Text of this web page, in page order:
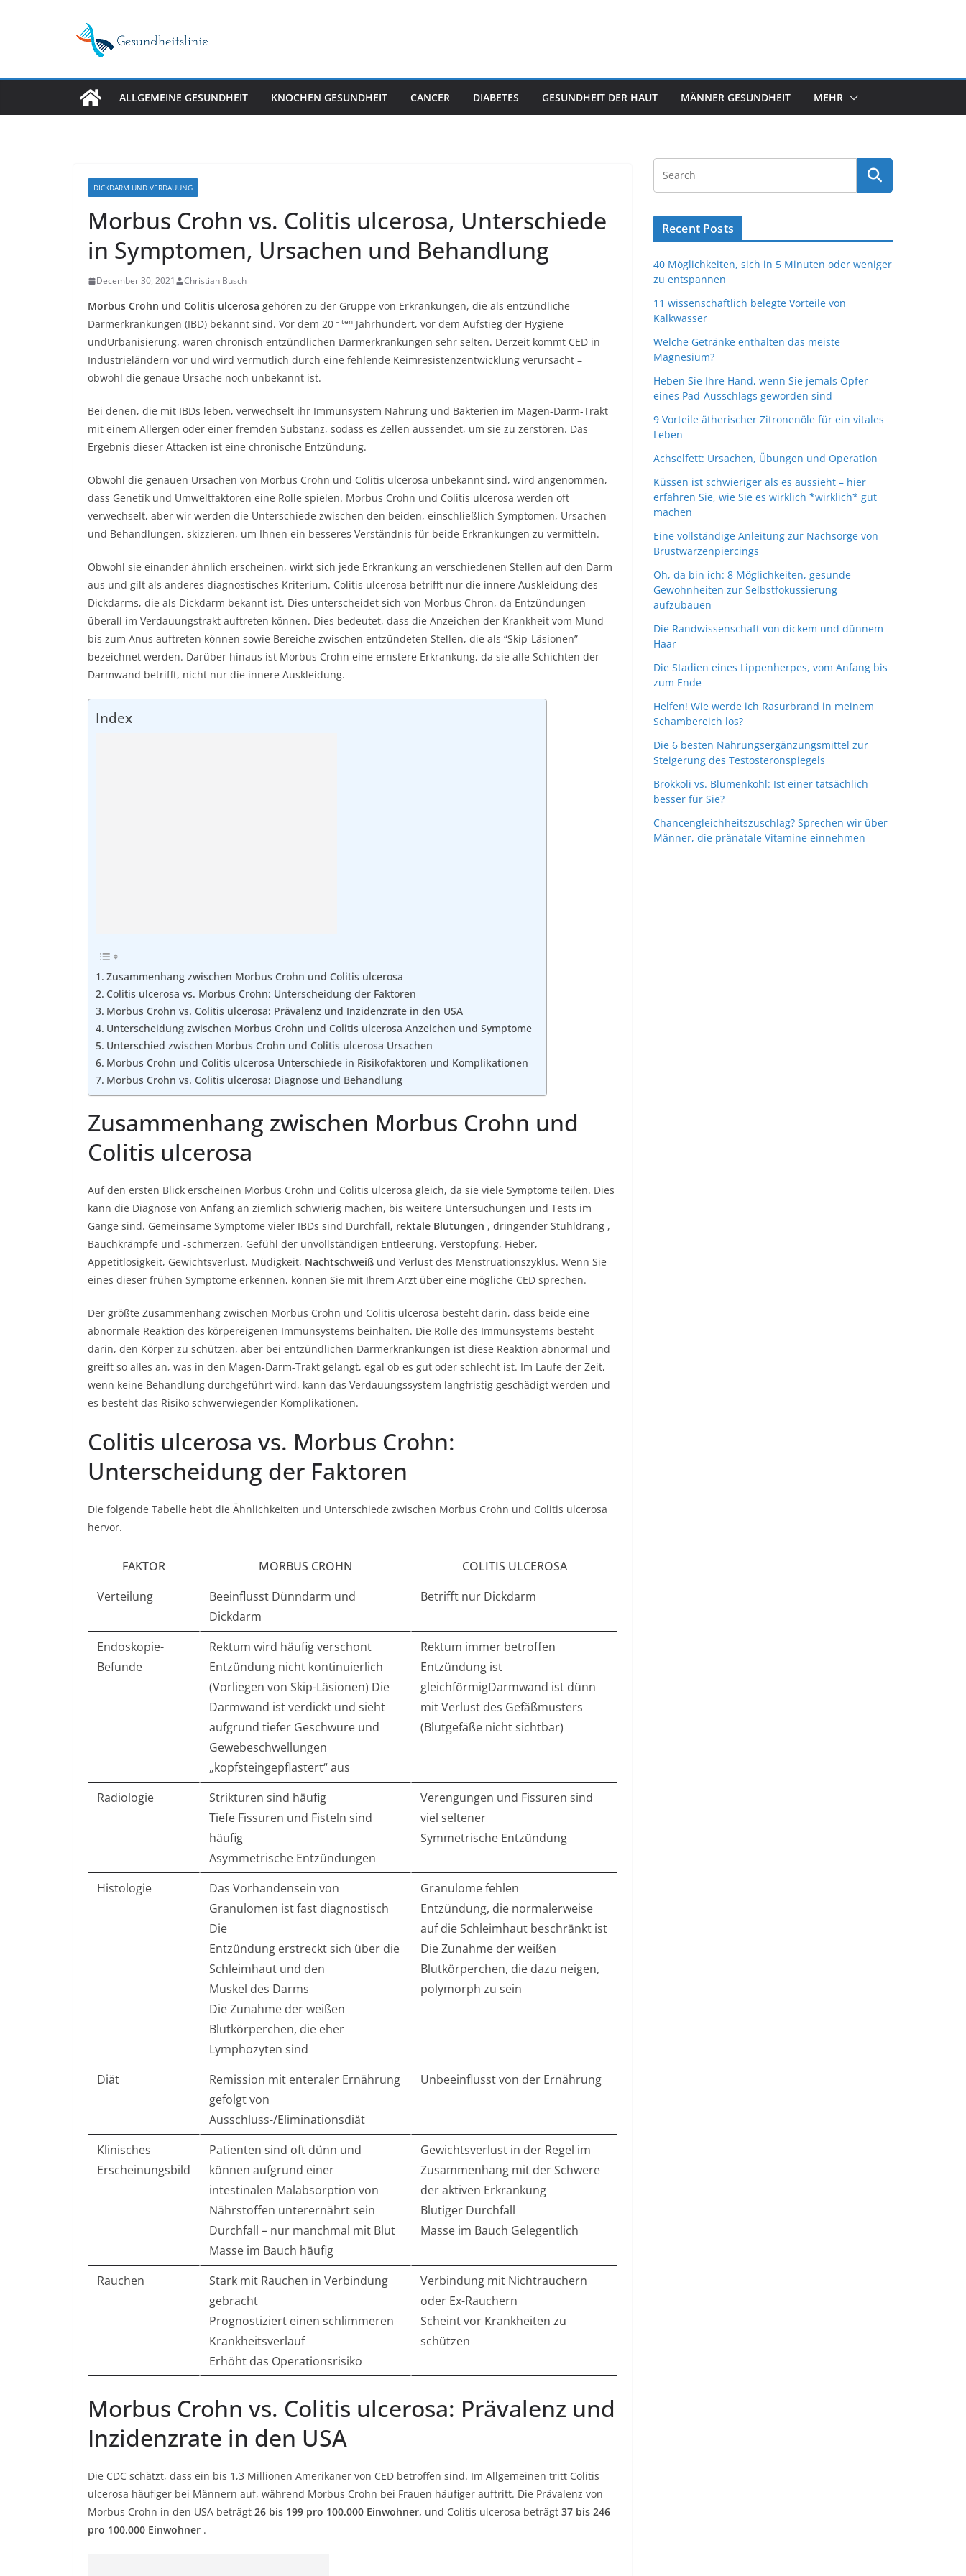
ALLGEMEINE GESUNDHEIT KNOCHEN GESUNDHEIT CANCER DIABETES GESUNDHEIT DER HAUT MÄNNER GESUNDHEIT MEHR
DICKDARM UND VERDAUUNG
Morbus Crohn vs. Colitis ulcerosa, Unterschiede
in Symptomen, Ursachen und Behandlung
December 30, 2021 Christian Busch
Morbus Crohn und Colitis ulcerosa gehören zu der Gruppe von Erkrankungen, die als entzündliche
Darmerkrankungen (IBD) bekannt sind. Vor dem 20 – ten Jahrhundert, vor dem Aufstieg der Hygiene
undUrbanisierung, waren chronisch entzündlichen Darmerkrankungen sehr selten. Derzeit kommt CED in
Industrieländern vor und wird vermutlich durch eine fehlende Keimresistenzentwicklung verursacht –
obwohl die genaue Ursache noch unbekannt ist.
Bei denen, die mit IBDs leben, verwechselt ihr Immunsystem Nahrung und Bakterien im Magen-Darm-Trakt
mit einem Allergen oder einer fremden Substanz, sodass es Zellen aussendet, um sie zu zerstören. Das
Ergebnis dieser Attacken ist eine chronische Entzündung.
Obwohl die genauen Ursachen von Morbus Crohn und Colitis ulcerosa unbekannt sind, wird angenommen,
dass Genetik und Umweltfaktoren eine Rolle spielen. Morbus Crohn und Colitis ulcerosa werden oft
verwechselt, aber wir werden die Unterschiede zwischen den beiden, einschließlich Symptomen, Ursachen
und Behandlungen, skizzieren, um Ihnen ein besseres Verständnis für beide Erkrankungen zu vermitteln.
Obwohl sie einander ähnlich erscheinen, wirkt sich jede Erkrankung an verschiedenen Stellen auf den Darm
aus und gilt als anderes diagnostisches Kriterium. Colitis ulcerosa betrifft nur die innere Auskleidung des
Dickdarms, die als Dickdarm bekannt ist. Dies unterscheidet sich von Morbus Chron, da Entzündungen
überall im Verdauungstrakt auftreten können. Dies bedeutet, dass die Anzeichen der Krankheit vom Mund
bis zum Anus auftreten können sowie Bereiche zwischen entzündeten Stellen, die als “Skip-Läsionen”
bezeichnet werden. Darüber hinaus ist Morbus Crohn eine ernstere Erkrankung, da sie alle Schichten der
Darmwand betrifft, nicht nur die innere Auskleidung.
Index
Zusammenhang zwischen Morbus Crohn und Colitis ulcerosa
Colitis ulcerosa vs. Morbus Crohn: Unterscheidung der Faktoren
Morbus Crohn vs. Colitis ulcerosa: Prävalenz und Inzidenzrate in den USA
Unterscheidung zwischen Morbus Crohn und Colitis ulcerosa Anzeichen und Symptome
Unterschied zwischen Morbus Crohn und Colitis ulcerosa Ursachen
Morbus Crohn und Colitis ulcerosa Unterschiede in Risikofaktoren und Komplikationen
Morbus Crohn vs. Colitis ulcerosa: Diagnose und Behandlung
Zusammenhang zwischen Morbus Crohn und
Colitis ulcerosa
Auf den ersten Blick erscheinen Morbus Crohn und Colitis ulcerosa gleich, da sie viele Symptome teilen. Dies
kann die Diagnose von Anfang an ziemlich schwierig machen, bis weitere Untersuchungen und Tests im
Gange sind. Gemeinsame Symptome vieler IBDs sind Durchfall, rektale Blutungen , dringender Stuhldrang ,
Bauchkrämpfe und -schmerzen, Gefühl der unvollständigen Entleerung, Verstopfung, Fieber,
Appetitlosigkeit, Gewichtsverlust, Müdigkeit, Nachtschweiß und Verlust des Menstruationszyklus. Wenn Sie
eines dieser frühen Symptome erkennen, können Sie mit Ihrem Arzt über eine mögliche CED sprechen.
Der größte Zusammenhang zwischen Morbus Crohn und Colitis ulcerosa besteht darin, dass beide eine
abnormale Reaktion des körpereigenen Immunsystems beinhalten. Die Rolle des Immunsystems besteht
darin, den Körper zu schützen, aber bei entzündlichen Darmerkrankungen ist diese Reaktion abnormal und
greift so alles an, was in den Magen-Darm-Trakt gelangt, egal ob es gut oder schlecht ist. Im Laufe der Zeit,
wenn keine Behandlung durchgeführt wird, kann das Verdauungssystem langfristig geschädigt werden und
es besteht das Risiko schwerwiegender Komplikationen.
Colitis ulcerosa vs. Morbus Crohn:
Unterscheidung der Faktoren
Die folgende Tabelle hebt die Ähnlichkeiten und Unterschiede zwischen Morbus Crohn und Colitis ulcerosa
hervor.
FAKTOR MORBUS CROHN
COLITIS ULCEROSA
Verteilung
Beeinflusst Dünndarm und
Dickdarm
Betrifft nur Dickdarm
Endoskopie-
Befunde
Rektum wird häufig verschont
Entzündung nicht kontinuierlich
(Vorliegen von Skip-Läsionen) Die
Darmwand ist verdickt und sieht
aufgrund tiefer Geschwüre und
Gewebeschwellungen
„kopfsteingepflastert“ aus
Rektum immer betroffen
Entzündung ist
gleichförmigDarmwand ist dünn
mit Verlust des Gefäßmusters
(Blutgefäße nicht sichtbar)
Radiologie
Strikturen sind häufig
Tiefe Fissuren und Fisteln sind
häufig
Asymmetrische Entzündungen
Verengungen und Fissuren sind
viel seltener
Symmetrische Entzündung
Histologie
Das Vorhandensein von
Granulomen ist fast diagnostisch
Die
Entzündung erstreckt sich über die
Schleimhaut und den
Muskel des Darms
Die Zunahme der weißen
Blutkörperchen, die eher
Lymphozyten sind
Granulome fehlen
Entzündung, die normalerweise
auf die Schleimhaut beschränkt ist
Die Zunahme der weißen
Blutkörperchen, die dazu neigen,
polymorph zu sein
Diät
Remission mit enteraler Ernährung
gefolgt von
Ausschluss-/Eliminationsdiät
Unbeeinflusst von der Ernährung
Klinisches
Erscheinungsbild
Patienten sind oft dünn und
können aufgrund einer
intestinalen Malabsorption von
Nährstoffen unterernährt sein
Durchfall – nur manchmal mit Blut
Masse im Bauch häufig
Gewichtsverlust in der Regel im
Zusammenhang mit der Schwere
der aktiven Erkrankung
Blutiger Durchfall
Masse im Bauch Gelegentlich
Rauchen
Stark mit Rauchen in Verbindung
gebracht
Prognostiziert einen schlimmeren
Krankheitsverlauf
Erhöht das Operationsrisiko
Verbindung mit Nichtrauchern
oder Ex-Rauchern
Scheint vor Krankheiten zu
schützen
Morbus Crohn vs. Colitis ulcerosa: Prävalenz und
Inzidenzrate in den USA
Die CDC schätzt, dass ein bis 1,3 Millionen Amerikaner von CED betroffen sind. Im Allgemeinen tritt Colitis
ulcerosa häufiger bei Männern auf, während Morbus Crohn bei Frauen häufiger auftritt. Die Prävalenz von
Morbus Crohn in den USA beträgt 26 bis 199 pro 100.000 Einwohner, und Colitis ulcerosa beträgt 37 bis 246
pro 100.000 Einwohner .
Recent Posts
40 Möglichkeiten, sich in 5 Minuten oder weniger
zu entspannen
11 wissenschaftlich belegte Vorteile von
Kalkwasser
Welche Getränke enthalten das meiste
Magnesium?
Heben Sie Ihre Hand, wenn Sie jemals Opfer
eines Pad-Ausschlags geworden sind
9 Vorteile ätherischer Zitronenöle für ein vitales
Leben
Achselfett: Ursachen, Übungen und Operation
Küssen ist schwieriger als es aussieht – hier
erfahren Sie, wie Sie es wirklich *wirklich* gut
machen
Eine vollständige Anleitung zur Nachsorge von
Brustwarzenpiercings
Oh, da bin ich: 8 Möglichkeiten, gesunde
Gewohnheiten zur Selbstfokussierung
aufzubauen
Die Randwissenschaft von dickem und dünnem
Haar
Die Stadien eines Lippenherpes, vom Anfang bis
zum Ende
Helfen! Wie werde ich Rasurbrand in meinem
Schambereich los?
Die 6 besten Nahrungsergänzungsmittel zur
Steigerung des Testosteronspiegels
Brokkoli vs. Blumenkohl: Ist einer tatsächlich
besser für Sie?
Chancengleichheitszuschlag? Sprechen wir über
Männer, die pränatale Vitamine einnehmen